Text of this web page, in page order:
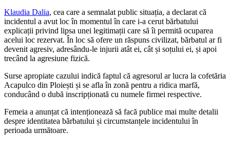
Klaudia Dalia, cea care a semnalat public situația, a declarat că
incidentul a avut loc în momentul în care i-a cerut bărbatului
explicații privind lipsa unei legitimații care să îi permită ocuparea
acelui loc rezervat. În loc să ofere un răspuns civilizat, bărbatul ar fi
devenit agresiv, adresându-le injurii atât ei, cât și soțului ei, și apoi
trecând la agresiune fizică.
Surse apropiate cazului indică faptul că agresorul ar lucra la cofetăria
Acapulco din Ploiești și se afla în zonă pentru a ridica marfă,
conducând o dubă inscripționată cu numele firmei respective.
Femeia a anunțat că intenționează să facă publice mai multe detalii
despre identitatea bărbatului și circumstanțele incidentului în
perioada următoare.